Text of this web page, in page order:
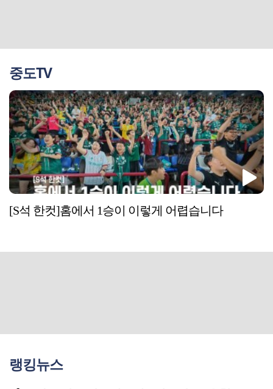
중도TV
[S석 한컷]홈에서 1승이 이렇게 어렵습니다
랭킹뉴스